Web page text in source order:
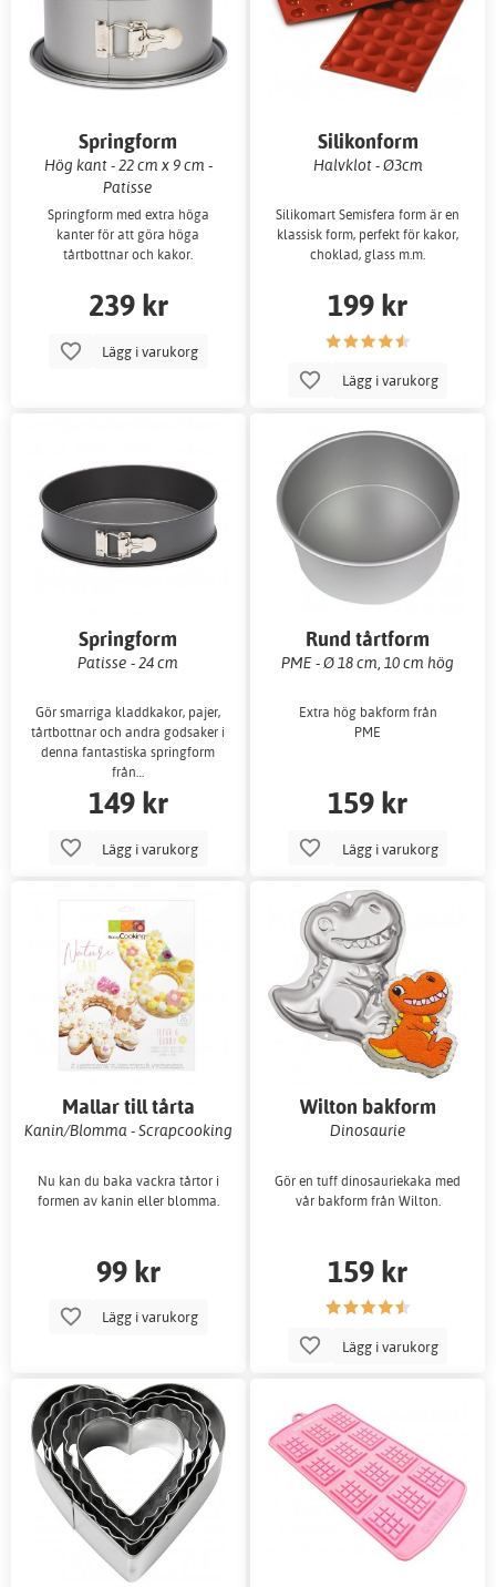
Springform
Hög kant - 22 cm x 9 cm -
Patisse
Springform med extra höga
kanter för att göra höga
tårtbottnar och kakor.
239 kr
Lägg i varukorg
Silikonform
Halvklot - Ø3cm
Silikomart Semisfera form är en
klassisk form, perfekt för kakor,
choklad, glass m.m.
199 kr
Lägg i varukorg
Springform
Patisse - 24 cm
Gör smarriga kladdkakor, pajer,
tårtbottnar och andra godsaker i
denna fantastiska springform
från…
149 kr
Lägg i varukorg
Rund tårtform
PME - Ø 18 cm, 10 cm hög
Extra hög bakform från
PME
159 kr
Lägg i varukorg
Mallar till tårta
Kanin/Blomma - Scrapcooking
Nu kan du baka vackra tårtor i
formen av kanin eller blomma.
99 kr
Lägg i varukorg
Wilton bakform
Dinosaurie
Gör en tuff dinosauriekaka med
vår bakform från Wilton.
159 kr
Lägg i varukorg